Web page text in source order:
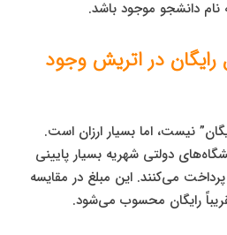
دانشجو موجود باشد.
رایگان در اتریش وجود
نیست، اما بسیار ارزان است.
دولتی شهریه بسیار پایینی
ترم) پرداخت می‌کنند. این مبلغ در مقایسه
رایگان محسوب می‌شود.